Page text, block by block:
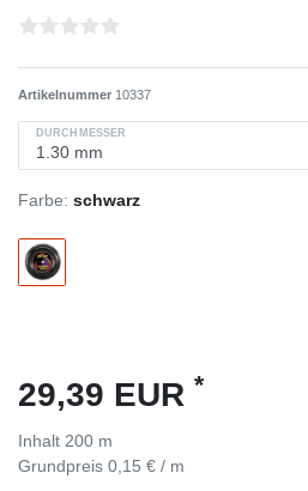
Artikelnummer 10337
DURCHMESSER
Farbe: schwarz
29,39 EUR *
Inhalt 200 m
Grundpreis 0,15 € / m